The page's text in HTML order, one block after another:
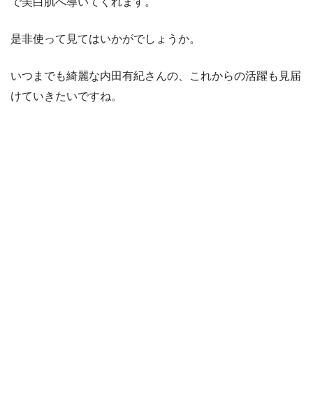
是非使って見てはいかがでしょうか。
いつまでも綺麗な内田有紀さんの、これからの活躍も見届
けていきたいですね。